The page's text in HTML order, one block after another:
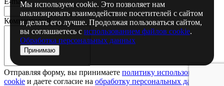
Комментарий
Отправляя форму, вы принимаете политику использования
сookie и даете согласие на обработку персональных данный
Мы используем cookie. Это позволяет нам
анализировать взаимодействие посетителей с сайтом
и делать его лучше. Продолжая пользоваться сайтом,
вы соглашаетесь с использованием файлов cookie.
Обработка персональных данных
Принимаю